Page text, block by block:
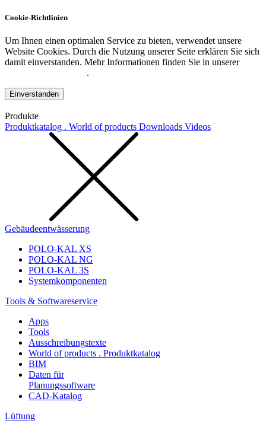
Cookie-Richtlinien
Um Ihnen einen optimalen Service zu bieten, verwendet unsere
Website Cookies. Durch die Nutzung unserer Seite erklären Sie sich
damit einverstanden. Mehr Informationen finden Sie in unserer
.
Einverstanden
Produkte
Produktkatalog . World of products Downloads Videos
Gebäudeentwässerung
POLO-KAL XS
POLO-KAL NG
POLO-KAL 3S
Systemkomponenten
Tools & Softwareservice
Apps
Tools
Ausschreibungstexte
World of products . Produktkatalog
BIM
Daten für
Planungssoftware
CAD-Katalog
Lüftung